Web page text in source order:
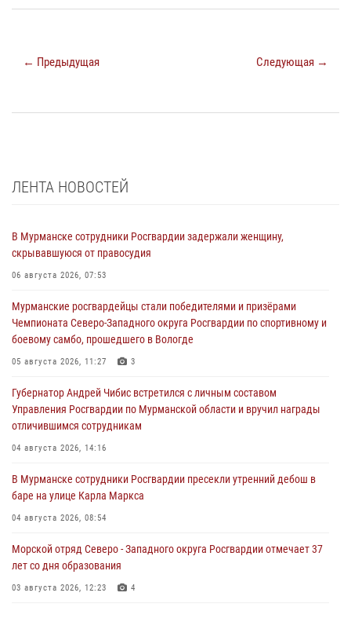
← Предыдущая Следующая →
ЛЕНТА НОВОСТЕЙ
В Мурманске сотрудники Росгвардии задержали женщину,
скрывавшуюся от правосудия
06 августа 2026, 07:53
Мурманские росгвардейцы стали победителями и призёрами
Чемпионата Северо-Западного округа Росгвардии по спортивному и
боевому самбо, прошедшего в Вологде
05 августа 2026, 11:27 3
Губернатор Андрей Чибис встретился с личным составом
Управления Росгвардии по Мурманской области и вручил награды
отличившимся сотрудникам
04 августа 2026, 14:16
В Мурманске сотрудники Росгвардии пресекли утренний дебош в
баре на улице Карла Маркса
04 августа 2026, 08:54
Морской отряд Северо - Западного округа Росгвардии отмечает 37
лет со дня образования
03 августа 2026, 12:23 4